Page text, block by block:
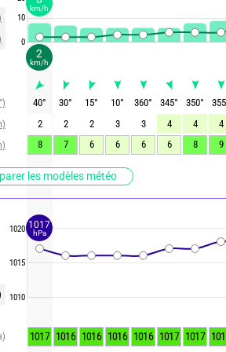
les modèles météo
10
0
1020
1015
1010
40° 30° 15° 10° 360° 345° 350°
355
2
2 2 3 3 4 4
4
8
7 6 6 6 6 8 9
1017 1016 1016 1016 1016 1017 1017
2
km/h
km/h
1017
hPa